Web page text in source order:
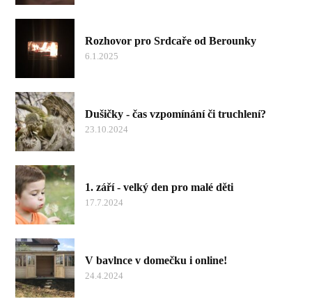
Rozhovor pro Srdcaře od Berounky
6.1.2025
Dušičky - čas vzpomínání či truchlení?
23.10.2024
1. září - velký den pro malé děti
17.7.2024
V bavlnce v domečku i online!
24.4.2024